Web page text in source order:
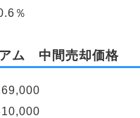
％
ム 中間売却価格